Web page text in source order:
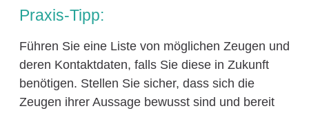
Praxis-Tipp:
Führen Sie eine Liste von möglichen Zeugen und
deren Kontaktdaten, falls Sie diese in Zukunft
benötigen. Stellen Sie sicher, dass sich die
Zeugen ihrer Aussage bewusst sind und bereit